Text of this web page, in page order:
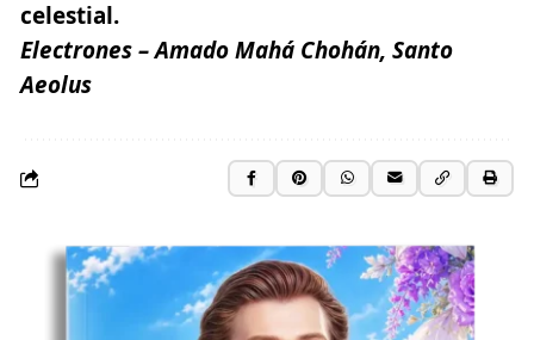
celestial.
Electrones – Amado Mahá Chohán, Santo
Aeolus